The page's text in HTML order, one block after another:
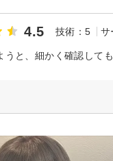
4.5 技術：5 サ